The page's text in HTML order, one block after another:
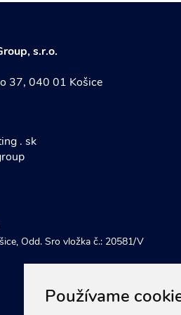
Používame
s.r.o.
37, 040 01 Košice
. sk
Odd. Sro vložka č.: 20581/V